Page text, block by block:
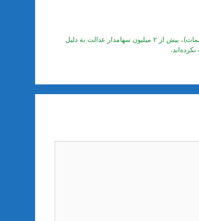
به گزارش اقتصادآنلاین؛ بنابر آخرین آمار شرکت سپرده گذاری مرکزی (سمات)، بیش از ۲ میلیون سهامدار عدالت به دلیل